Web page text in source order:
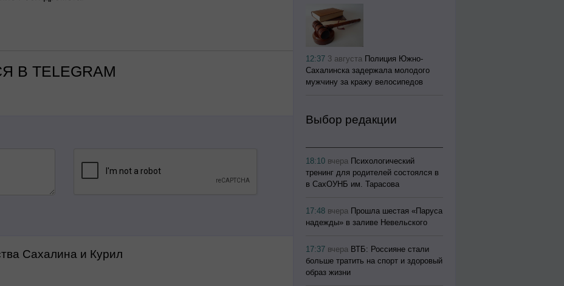
В TELEGRAM
Сахалина и Курил
12:37 3 августа Полиция Южно-
Сахалинска задержала молодого
мужчину за кражу велосипедов
Выбор редакции
18:10 вчера Психологический
тренинг для родителей состоялся в
в СахОУНБ им. Тарасова
17:48 вчера Прошла шестая «Паруса
надежды» в заливе Невельского
17:37 вчера ВТБ: Россияне стали
больше тратить на спорт и здоровый
образ жизни